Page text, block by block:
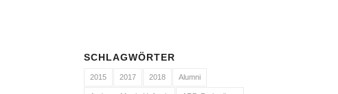
SCHLAGWÖRTER
2015 2017 2018 Alumni